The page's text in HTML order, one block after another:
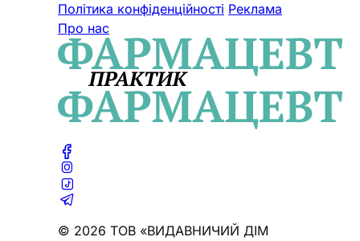
Політика конфіденційності Реклама
Про нас
© 2026 ТОВ «ВИДАВНИЧИЙ ДІМ